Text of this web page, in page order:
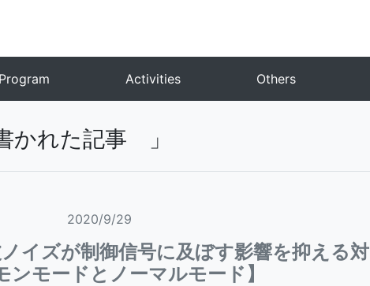
Program Activities Others
かれた記事 」
2020/9/29
イズが制御信号に及ぼす影響を抑える対
ンモードとノーマルモード】